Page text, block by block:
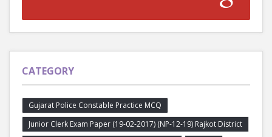
CATEGORY
Gujarat Police Constable Practice MCQ
Junior Clerk Exam Paper (19-02-2017) (NP-12-19) Rajkot District